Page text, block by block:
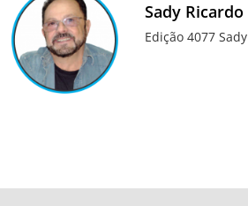
Sady Ricardo
Edição 4077 Sady